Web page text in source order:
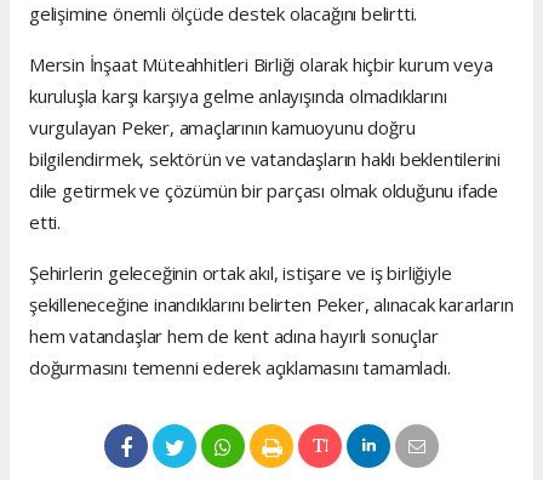
gelişimine önemli ölçüde destek olacağını belirtti.
Mersin İnşaat Müteahhitleri Birliği olarak hiçbir kurum veya
kuruluşla karşı karşıya gelme anlayışında olmadıklarını
vurgulayan Peker, amaçlarının kamuoyunu doğru
bilgilendirmek, sektörün ve vatandaşların haklı beklentilerini
dile getirmek ve çözümün bir parçası olmak olduğunu ifade
etti.
Şehirlerin geleceğinin ortak akıl, istişare ve iş birliğiyle
şekilleneceğine inandıklarını belirten Peker, alınacak kararların
hem vatandaşlar hem de kent adına hayırlı sonuçlar
doğurmasını temenni ederek açıklamasını tamamladı.